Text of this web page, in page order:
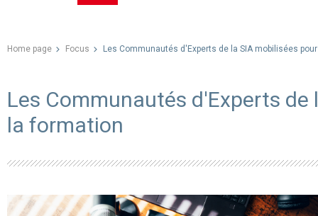
Home page Focus Les Communautés d'Experts de la SIA mobilisées
Les Communautés d'Experts de
la formation